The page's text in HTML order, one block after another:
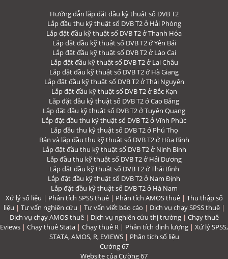
Hướng dẫn lắp đặt đầu kỹ thuật số DVB T2
Lắp đầu thu kỹ thuật số DVB T2 ở Hải Phòng
Lắp đặt đầu kỹ thuật số DVB T2 ở Thanh Hóa
Lắp đặt đầu kỹ thuật số DVB T2 ở Yên Bái
Lắp đặt đầu kỹ thuật số DVB T2 ở Lào Cai
Lắp đặt đầu kỹ thuật số DVB T2 ở Lai Châu
Lắp đặt đầu kỹ thuật số DVB T2 ở Hà Giang
Lắp đặt đầu kỹ thuật số DVB T2 ở Thái Nguyên
Lắp đặt đầu kỹ thuật số DVB T2 ở Bắc Kạn
Lắp đặt đầu kỹ thuật số DVB T2 ở Cao Bằng
Lắp đặt đầu kỹ thuật số DVB T2 ở Tuyên Quang
Lắp đặt đầu thu kỹ thuật số DVB T2 ở Vĩnh Phúc
Lắp đầu thu kỹ thuật số DVB T2 ở Phú Thọ
Bán và lắp đầu thu kỹ thuật số DVB T2 ở Hòa Bình
Lắp đặt đầu thu kỹ thuật số DVB T2 ở Ninh Bình
Lắp đầu thu kỹ thuật số DVB T2 ở Hải Dương
Lắp đặt đầu kỹ thuật số DVB T2 ở Thái Bình
Lắp đặt đầu kỹ thuật số DVB T2 ở Nam Định
Lắp đặt đầu kỹ thuật số DVB T2 ở Hà Nam
Xử lý số liệu | Phân tích SPSS thuê| Phân tích AMOS thuê| Thu thập số
liệu | Tư vấn nghiên cứu | Tư vấn viết báo cáo | Dịch vụ chạy SPSS thuê|
Dịch vụ chạy AMOS thuê | Dịch vụ nghiên cứu thị trường| Chạy thuê
Eviews | Chạy thuê Stata | Chạy thuê R | Phân tích định lượng | Xử lý SPSS,
STATA, AMOS, R, EVIEWS| Phân tích số liệu
Cường 67
Website của Cường 67